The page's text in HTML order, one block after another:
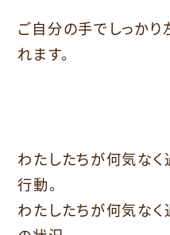
ご自分の手でしっか
れます。
わたしたちが何気な
行動。
わたしたちが何気な